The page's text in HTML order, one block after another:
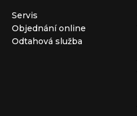
Servis
Objednání online
Odtahová služba